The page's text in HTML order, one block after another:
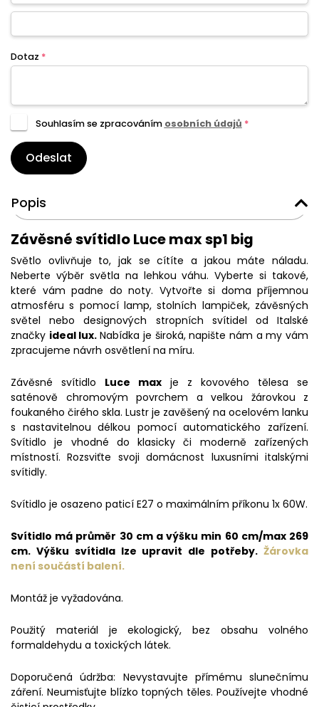
Dotaz *
Souhlasím se zpracováním osobních údajů *
Odeslat
Popis
Závěsné svítidlo Luce max sp1 big
Světlo ovlivňuje to, jak se cítíte a jakou máte náladu.
Neberte výběr světla na lehkou váhu. Vyberte si takové,
které vám padne do noty. Vytvořte si doma příjemnou
atmosféru s pomocí lamp, stolních lampiček, závěsných
světel nebo designových stropních svítidel od Italské
značky ideal lux.Nabídka je široká, napište nám a my vám
zpracujeme návrh osvětlení na míru.
Závěsné svítidlo Luce max je z kovového tělesa se
saténově chromovým povrchem a velkou žárovkou z
foukaného čirého skla. Lustr je zavěšený na ocelovém lanku
s nastavitelnou délkou pomocí automatického zařízení.
Svítidlo je vhodné do klasicky či moderně zařízených
místností. Rozsviťte svoji domácnost luxusními italskými
svítidly.
Svítidlo je osazeno paticí E27 o maximálním příkonu 1x 60W.
Svítidlo má průměr 30 cm a výšku min 60 cm/max 269
cm. Výšku svítidla lze upravit dle potřeby. Žárovka
není součástí balení.
Montáž je vyžadována.
Použitý materiál je ekologický, bez obsahu volného
formaldehydu a toxických látek.
Doporučená údržba: Nevystavujte přímému slunečnímu
záření. Neumisťujte blízko topných těles. Používejte vhodné